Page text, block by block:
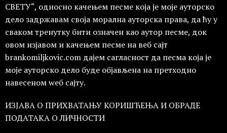
СВЕТУ“, односно качењем песме која је моје ауторско
дело задржавам своја морална ауторска права, да ћу у
сваком тренутку бити означен као аутор песме, док
овом изјавом и качењем песме на веб сајт
brankomiljkovic.com дајем сагласност да песма која је
моје ауторско дело буде објављена на претходно
навесеном wеб сајту.
ИЗЈАВА О ПРИХВАТАЊУ КОРИШЋЕЊА И ОБРАДЕ
ПОДАТАКА О ЛИЧНОСТИ